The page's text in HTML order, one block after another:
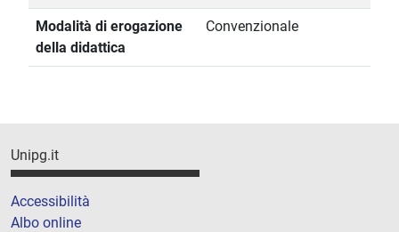
Modalità di erogazione
della didattica
Convenzionale
Unipg.it
Accessibilità
Albo online